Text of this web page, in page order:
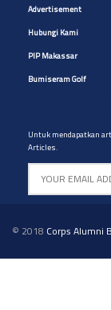
Advertisement
Hubungi Kami
PIP Makassar
Bumiseram Golf
Untuk mendapatkan
Articles.
© 2018 Corps Alumni